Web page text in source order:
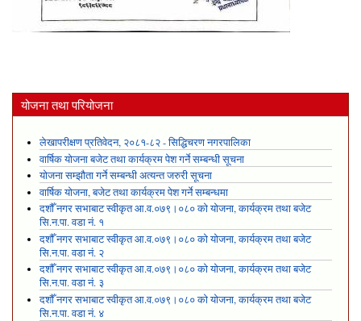
योजना तथा परियोजना
लेखापरीक्षण प्रतिवेदन, २०८१-८२ - सिद्धिचरण नगरपालिका
वार्षिक योजना बजेट तथा कार्यक्रम पेश गर्ने सम्बन्धी सूचना
योजना सम्झौता गर्ने सम्बन्धी अत्यन्त जरुरी सूचना
वार्षिक योजना, बजेट तथा कार्यक्रम पेश गर्ने सम्बन्धमा
दशौँ नगर सभाबाट स्वीकृत आ.व.०७९।०८० को योजना, कार्यक्रम तथा बजेट
सि.न.पा. वडा नं. १
दशौँ नगर सभाबाट स्वीकृत आ.व.०७९।०८० को योजना, कार्यक्रम तथा बजेट
सि.न.पा. वडा नं. २
दशौँ नगर सभाबाट स्वीकृत आ.व.०७९।०८० को योजना, कार्यक्रम तथा बजेट
सि.न.पा. वडा नं. ३
दशौँ नगर सभाबाट स्वीकृत आ.व.०७९।०८० को योजना, कार्यक्रम तथा बजेट
सि.न.पा. वडा नं. ४